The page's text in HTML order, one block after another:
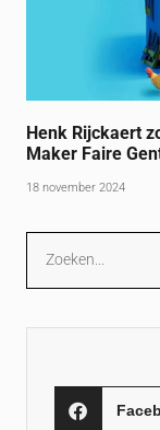
Henk Rijckaert
Maker Faire
18 november 2024